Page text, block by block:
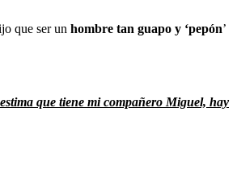
que ser un hombre tan guapo y ‘pepón’
que tiene mi compañero Miguel, hay